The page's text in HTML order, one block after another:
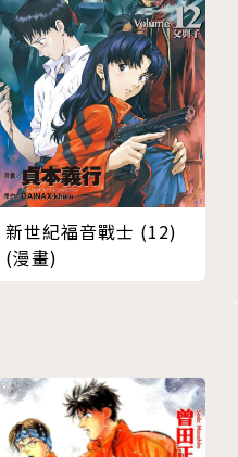
新世紀福音戰士 (12)
(漫畫)